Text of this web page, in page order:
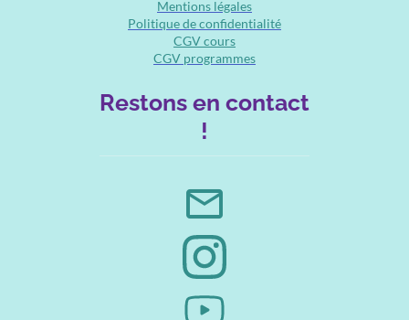
Mentions légales
Politique de confidentialité
CGV cours
CGV programmes
Restons en contact
!
mail_outline